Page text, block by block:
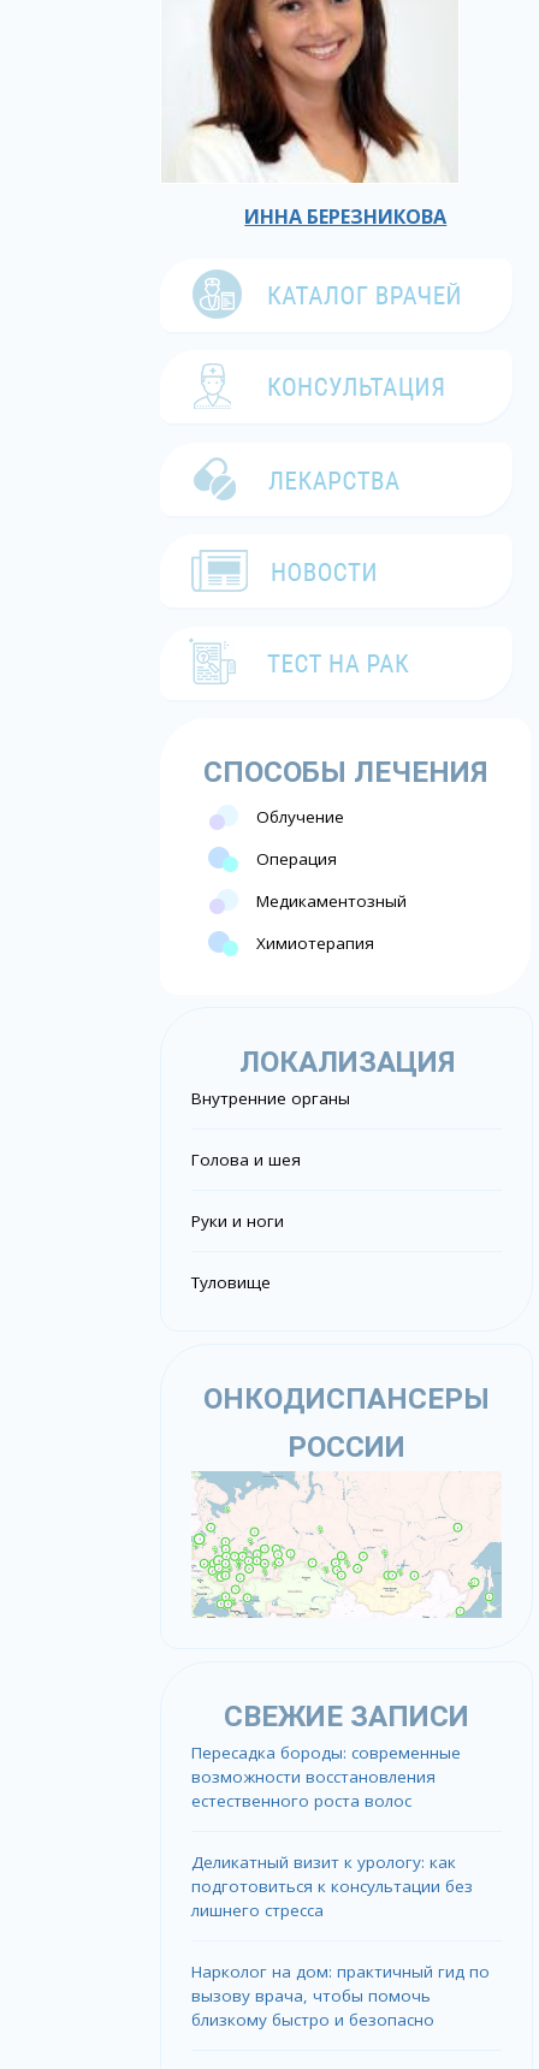
ИННА БЕРЕЗНИКОВА
СПОСОБЫ ЛЕЧЕНИЯ
Облучение
Операция
Медикаментозный
Химиотерапия
ЛОКАЛИЗАЦИЯ
Внутренние органы
Голова и шея
Руки и ноги
Туловище
ОНКОДИСПАНСЕРЫ
РОССИИ
СВЕЖИЕ ЗАПИСИ
Пересадка бороды: современные
возможности восстановления
естественного роста волос
Деликатный визит к урологу: как
подготовиться к консультации без
лишнего стресса
Нарколог на дом: практичный гид по
вызову врача, чтобы помочь
близкому быстро и безопасно